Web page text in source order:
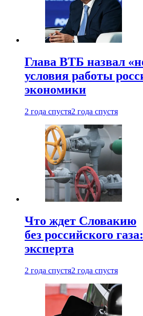
Глава ВТБ назвал
условия работы
экономики
2 года спустя2 года спустя
Что ждет Словакию
без российского
эксперта
2 года спустя2 года спустя